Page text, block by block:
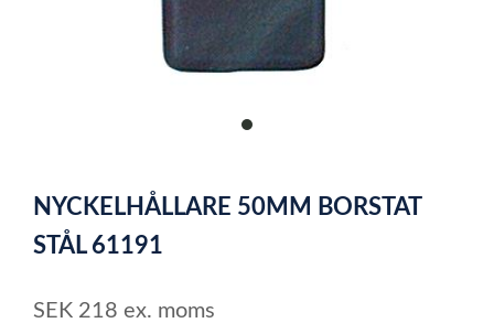
item
of
1
NYCKELHÅLLARE 50MM BORSTAT
STÅL 61191
SEK 218 ex. moms